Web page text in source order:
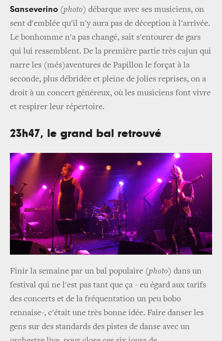
Sanseverino (photo) débarque avec ses musiciens, on
sent d'emblée qu'il n'y aura pas de déception à l'arrivée.
Le bonhomme n'a pas changé, sait s'entourer de gars
qui lui ressemblent. De la première partie très cajun qui
narre les (més)aventures de Papillon le forçat à la
seconde, plus débridée et pleine de jolies reprises, on a
droit à un concert généreux, où les musiciens font vivre
et respirer leur répertoire.
23h47, le grand bal retrouvé
Finir la semaine par un bal populaire (photo) dans un
festival qui ne l'est pas tant que ça - eu égard aux tarifs
des concerts et de la fréquentation un peu bobo
rennaise-, c'était une très bonne idée. Faire danser les
gens sur des standards des pistes de danse avec un